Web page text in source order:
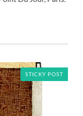
STICKY POST